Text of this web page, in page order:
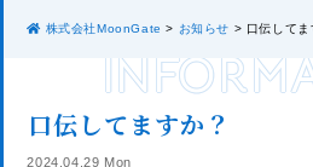
株式会社MoonGate > お知らせ > 口伝してま
口伝してますか？
2024.04.29 Mon